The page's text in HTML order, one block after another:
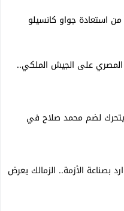
من استعادة جواو كانسيلو
على الجيش الملكي..
يتحرك لضم محمد صلاح في
بصناعة الأزمة.. الزمالك يعرض